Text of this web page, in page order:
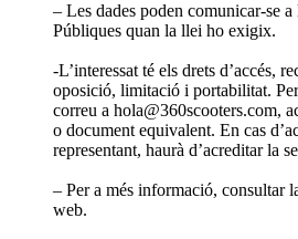
– Les dades poden comunicar-se
Públiques quan la llei ho exigix.
-L’interessat té els drets d’accés,
oposició, limitació i portabilitat.
correu a hola@360scooters.com,
o document equivalent. En cas
representant, haurà d’acreditar la
– Per a més informació, consultar
web.